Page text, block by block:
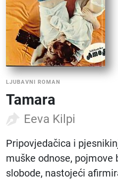
LJUBAVNI ROMAN
Tamara
Eeva Kilpi
Pripovjedačica i
muške odnose, pojmove
slobode, nastojeći